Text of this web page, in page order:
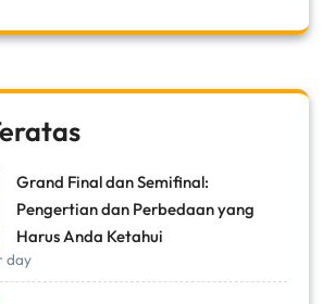
Grand Final dan Semifinal:
Pengertian dan Perbedaan yang
Harus Anda Ketahui
day